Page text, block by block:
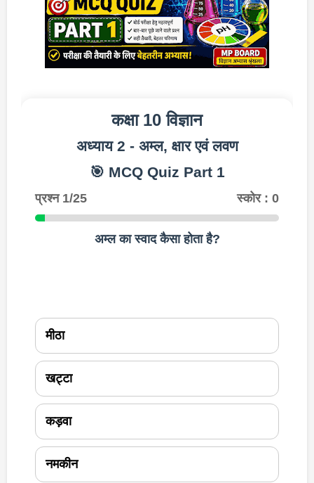
कक्षा 10 विज्ञान
अध्याय 2 - अम्ल, क्षार एवं लवण
🎯 MCQ Quiz Part 1
प्रश्न 1/25 स्कोर : 0
अम्ल का स्वाद कैसा होता है?
मीठा
खट्टा
कड़वा
नमकीन